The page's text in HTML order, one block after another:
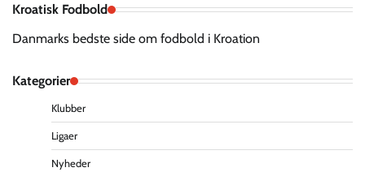
Kroatisk Fodbold
Danmarks bedste side om fodbold i Kroation
Kategorier
Klubber
Ligaer
Nyheder